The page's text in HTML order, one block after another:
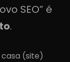
SEO” é
.
(site)